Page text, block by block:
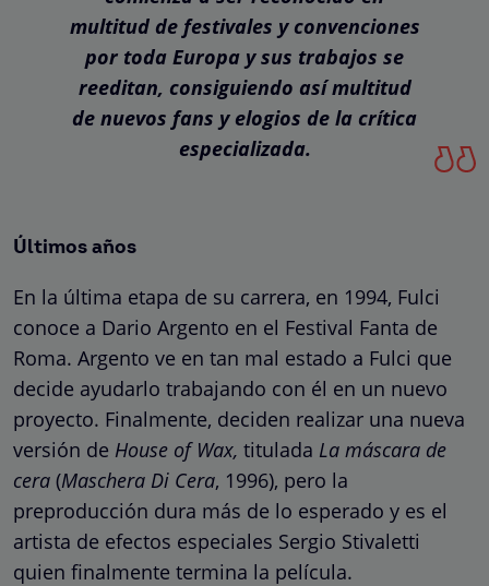
multitud de festivales y convenciones
por toda Europa y sus trabajos se
reeditan, consiguiendo así multitud
de nuevos fans y elogios de la crítica
especializada.
Últimos años
En la última etapa de su carrera, en 1994, Fulci
conoce a Dario Argento en el Festival Fanta de
Roma. Argento ve en tan mal estado a Fulci que
decide ayudarlo trabajando con él en un nuevo
proyecto. Finalmente, deciden realizar una nueva
versión de House of Wax, titulada La máscara de
cera (Maschera Di Cera, 1996), pero la
preproducción dura más de lo esperado y es el
artista de efectos especiales Sergio Stivaletti
quien finalmente termina la película.